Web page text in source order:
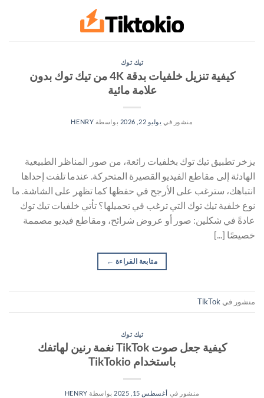
تيك توك
كيفية تنزيل خلفيات بدقة 4K من تيك توك بدون
علامة مائية
منشور في يوليو 22, 2026 بواسطة HENRY
يزخر تطبيق تيك توك بخلفيات رائعة، من صور المناظر الطبيعية
الهادئة إلى مقاطع الفيديو القصيرة المتحركة. عندما تلفت إحداها
انتباهك، سترغب على الأرجح في حفظها كما تظهر على الشاشة. ما
نوع خلفية تيك توك التي ترغب في تحميلها؟ تأتي خلفيات تيك توك
عادةً في شكلين: صور أو عروض شرائح، ومقاطع فيديو مصممة
خصيصًا [...]
متابعة القراءة ←
منشور في TikTok
تيك توك
كيفية جعل صوت TikTok نغمة رنين لهاتفك
باستخدام TikTokio
منشور في أغسطس 15, 2025 بواسطة HENRY